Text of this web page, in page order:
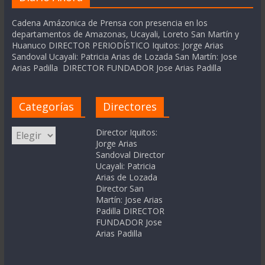
Cadena Amázonica de Prensa con presencia en los
departamentos de Amazonas, Ucayali, Loreto San Martín y
Huanuco DIRECTOR PERIODÍSTICO Iquitos: Jorge Arias
Sandoval Ucayali: Patricia Arias de Lozada San Martín: Jose
Arias Padilla DIRECTOR FUNDADOR Jose Arias Padilla
Categorías
Categorías
Directores
Director Iquitos:
Jorge Arias
Sandoval Director
Ucayali: Patricia
Arias de Lozada
Director San
Martín: Jose Arias
Padilla DIRECTOR
FUNDADOR Jose
Arias Padilla